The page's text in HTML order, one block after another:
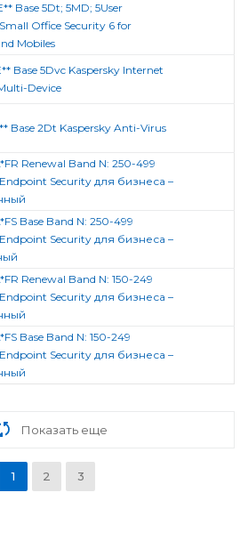
Base 5Dt; 5MD; 5User
Office Security 6 for
Mobiles
Base 5Dvc Kaspersky Internet
Device
Base 2Dt Kaspersky Anti-Virus
Renewal Band N: 250-499
Security для бизнеса –
Base Band N: 250-499
Security для бизнеса –
Renewal Band N: 150-249
Security для бизнеса –
Base Band N: 150-249
Security для бизнеса –
Показать еще
1 2 3